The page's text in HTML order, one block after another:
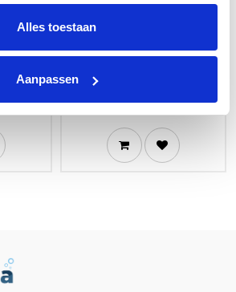
Alles toestaan
Aanpassen
mm